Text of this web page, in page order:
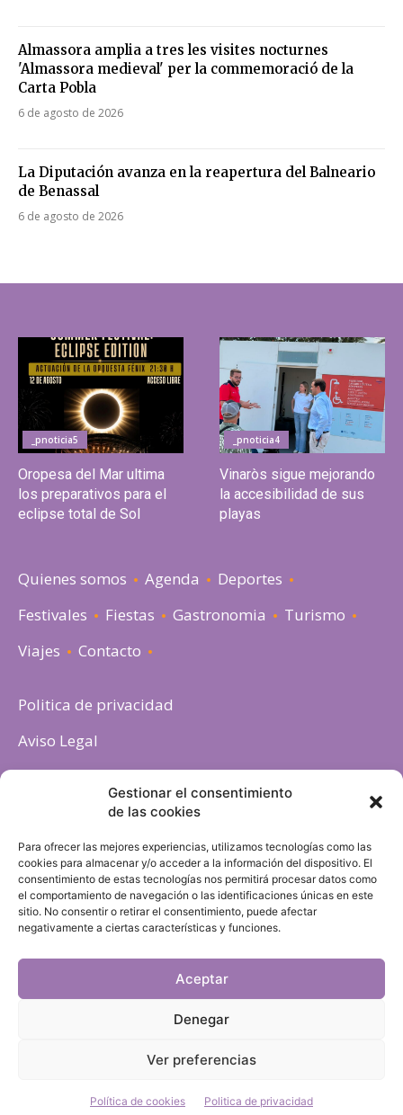
Gestionar el consentimiento
de las cookies
Para ofrecer las mejores experiencias, utilizamos tecnologías como las
cookies para almacenar y/o acceder a la información del dispositivo. El
consentimiento de estas tecnologías nos permitirá procesar datos como
el comportamiento de navegación o las identificaciones únicas en este
sitio. No consentir o retirar el consentimiento, puede afectar
negativamente a ciertas características y funciones.
Aceptar
Denegar
Ver preferencias
Política de cookies Politica de privacidad
Almassora amplia a tres les visites nocturnes
'Almassora medieval' per la commemoració de la
Carta Pobla
6 de agosto de 2026
La Diputación avanza en la reapertura del Balneario
de Benassal
6 de agosto de 2026
_pnoticia5
Oropesa del Mar ultima
los preparativos para el
eclipse total de Sol
_pnoticia4
Vinaròs sigue mejorando
la accesibilidad de sus
playas
Quienes somos Agenda
Deportes
Festivales
Fiestas Gastronomia
Turismo
Viajes
Contacto
Politica de privacidad
Aviso Legal
Política de cookies